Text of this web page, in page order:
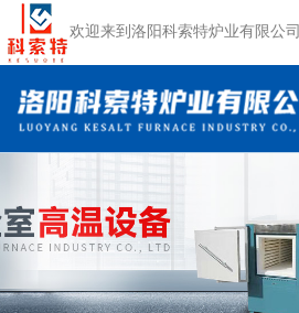
欢迎来到 洛阳科索特炉业有限公司
们
中
司
资